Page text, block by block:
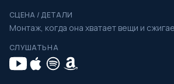
СЦЕНА / ДЕТАЛИ
Монтаж, когда она хватает вещи и
СЛУШАТЬ НА